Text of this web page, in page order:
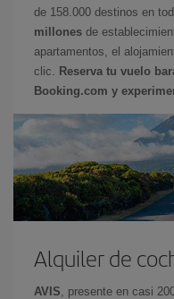
de 158.000 destinos en
millones de
apartamentos, el
clic.
Reserva tu vuelo
Booking.com y
Alquiler de
AVIS , presente en casi